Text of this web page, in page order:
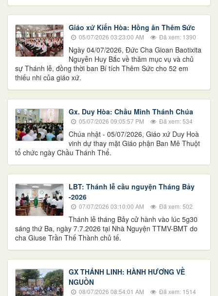
Giáo xứ Kiến Hòa: Hồng ân Thêm Sức
05/07/2026 03:23:00 AM Đã xem: 1390
Ngày 04/07/2026, Đức Cha Gioan Baotixita
Nguyễn Huy Bắc về thăm mục vụ và chủ
sự Thánh lễ, đồng thời ban Bí tích Thêm Sức cho 52 em
thiếu nhi của giáo xứ.
Gx. Duy Hòa: Chầu Mình Thánh Chúa
05/07/2026 09:05:57 PM Đã xem: 534
Chúa nhật - 05/07/2026, Giáo xứ Duy Hoà
vinh dự thay mặt Giáo phận Ban Mê Thuột
tổ chức ngày Chầu Thánh Thể.
LBT: Thánh lễ cầu nguyện Tháng Bảy
-2026
07/07/2026 03:10:00 AM Đã xem: 502
Thánh lễ tháng Bảy cử hành vào lúc 5g30
sáng thứ Ba, ngày 7.7.2026 tại Nhà Nguyện TTMV-BMT do
cha Giuse Trần Thế Thành chủ tế.
GX THÁNH LINH: HÀNH HƯƠNG VỀ
NGUỒN
08/07/2026 08:54:01 AM Đã xem: 1514